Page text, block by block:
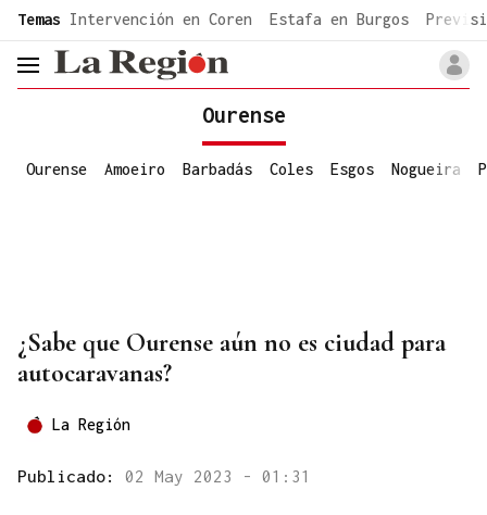
common.go-to-content
Temas Intervención en Coren Estafa en Burgos
header.menu.open
Ourense
Ourense Amoeiro Barbadás Coles Esgos Nogueira
¿Sabe que Ourense aún no es ciudad para
autocaravanas?
La Región
Publicado: 02 May 2023 - 01:31